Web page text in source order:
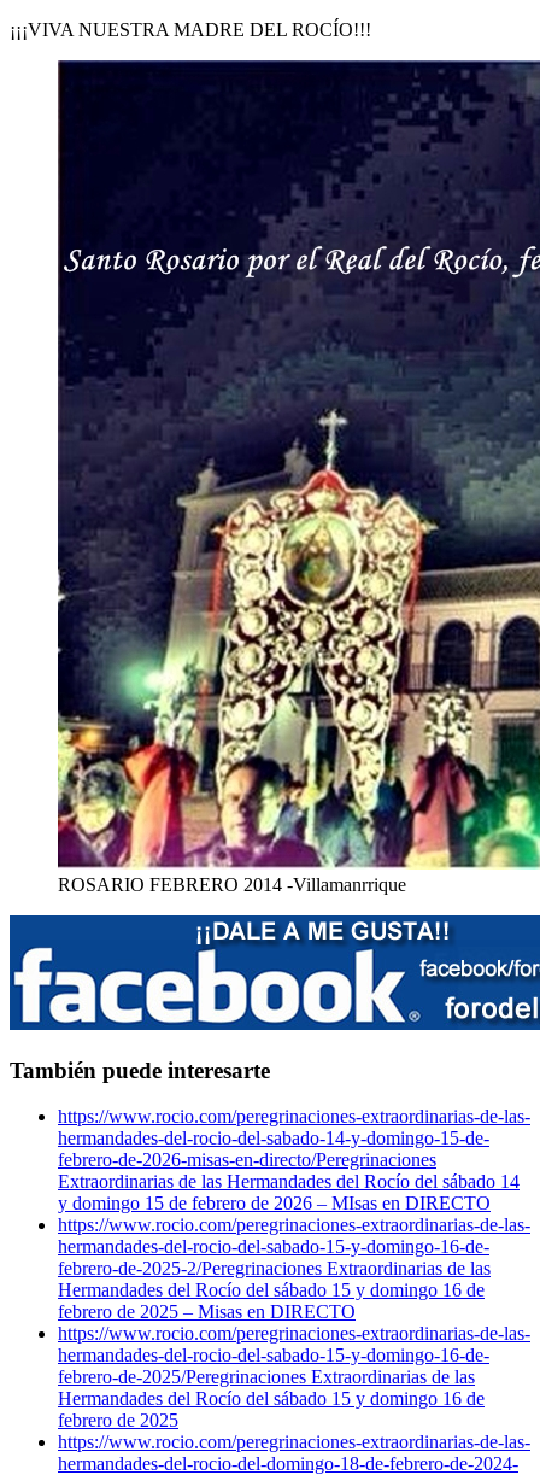
¡¡¡VIVA NUESTRA MADRE DEL ROCÍO!!!
ROSARIO FEBRERO 2014 -Villamanrrique
También puede interesarte
https://www.rocio.com/peregrinaciones-extraordinarias-de-las-
hermandades-del-rocio-del-sabado-14-y-domingo-15-de-
febrero-de-2026-misas-en-directo/Peregrinaciones
Extraordinarias de las Hermandades del Rocío del sábado 14
y domingo 15 de febrero de 2026 – MIsas en DIRECTO
https://www.rocio.com/peregrinaciones-extraordinarias-de-las-
hermandades-del-rocio-del-sabado-15-y-domingo-16-de-
febrero-de-2025-2/Peregrinaciones Extraordinarias de las
Hermandades del Rocío del sábado 15 y domingo 16 de
febrero de 2025 – Misas en DIRECTO
https://www.rocio.com/peregrinaciones-extraordinarias-de-las-
hermandades-del-rocio-del-sabado-15-y-domingo-16-de-
febrero-de-2025/Peregrinaciones Extraordinarias de las
Hermandades del Rocío del sábado 15 y domingo 16 de
febrero de 2025
https://www.rocio.com/peregrinaciones-extraordinarias-de-las-
hermandades-del-rocio-del-domingo-18-de-febrero-de-2024-